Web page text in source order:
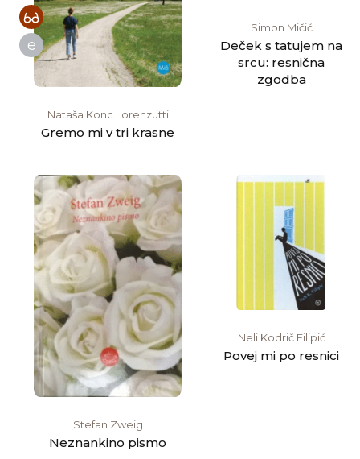
e
Nataša Konc Lorenzutti
Gremo mi v tri krasne
Simon Mičić
Deček s tatujem na
srcu: resnična
zgodba
Stefan Zweig
Neznankino pismo
Neli Kodrič Filipić
Povej mi po resnici